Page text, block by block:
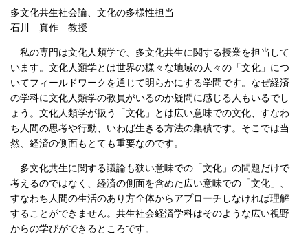
多文化共生社会論、文化の多様性担当
石川 真作 教授
私の専門は文化人類学で、多文化共生に関する授業を担当して
います。文化人類学とは世界の様々な地域の人々の「文化」につ
いてフィールドワークを通じて明らかにする学問です。なぜ経済
の学科に文化人類学の教員がいるのか疑問に感じる人もいるでし
ょう。文化人類学が扱う「文化」とは広い意味での文化、すなわ
ち人間の思考や行動、いわば生きる方法の集積です。そこでは当
然、経済の側面もとても重要なのです。
多文化共生に関する議論も狭い意味での「文化」の問題だけで
考えるのではなく、経済の側面を含めた広い意味での「文化」、
すなわち人間の生活のあり方全体からアプローチしなければ理解
することができません。共生社会経済学科はそのような広い視野
からの学びができるところです。